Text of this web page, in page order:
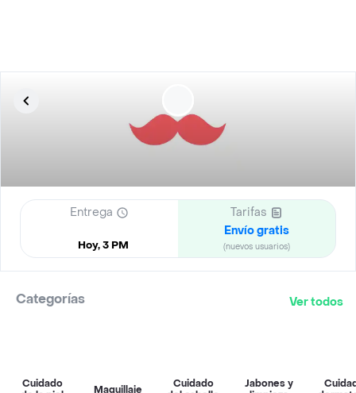
Entrega
Hoy, 3 PM
Tarifas
Envío gratis
(nuevos usuarios)
Categorías Ver todos
Cuidado
Maquillaje
Cuidado
Jabones y